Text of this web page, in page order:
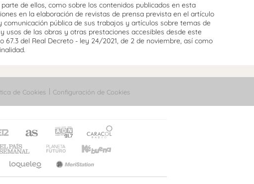
de ellos, como sobre los contenidos publicados en esta
en la elaboración de revistas de prensa prevista en el artículo
comunicación pública de sus trabajos y artículos sobre temas de
usos de las obras y otras prestaciones accesibles desde este
del Real Decreto - ley 24/2021, de 2 de noviembre, así como
de Cookies Configuración de Cookies